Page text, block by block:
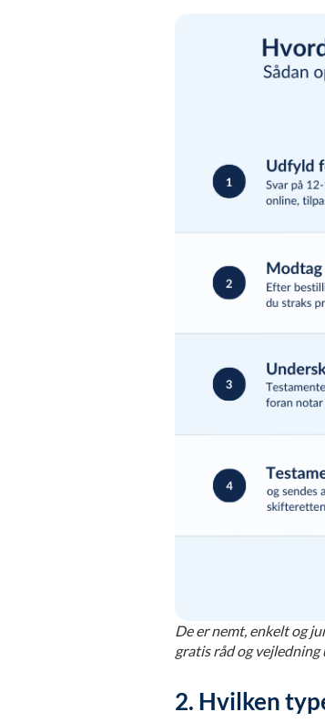
De er nemt, enkelt og
gratis råd og
2. Hvilken